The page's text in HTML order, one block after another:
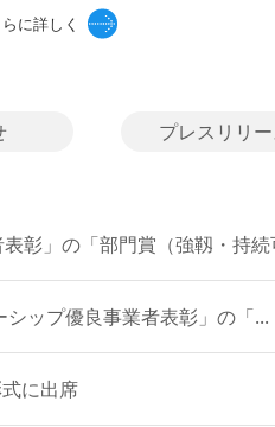
に詳しく
プレスリリ
彰」の「部門賞（強靱・持続
シップ優良事業者表彰」の「...
に出席